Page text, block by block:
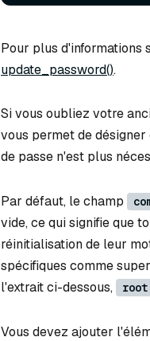
Pour plus d'informations
update_password().
Si vous oubliez votre
vous permet de
de passe n'est plus
Par défaut, le champ
vide, ce qui signifie que
réinitialisation de leur
spécifiques comme
l'extrait ci-dessous,
root
Vous devez ajouter